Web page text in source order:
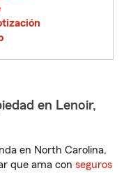
en Lenoir,
en North Carolina,
que ama con seguros